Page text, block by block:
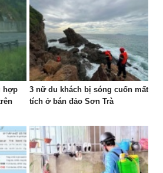
hợp
3 nữ du khách bị sóng cuốn mất
tích ở bán đảo Sơn Trà